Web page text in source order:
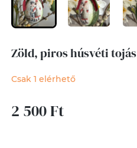
Zöld, piros húsvéti tojás
Csak 1 elérhető
2 500 Ft